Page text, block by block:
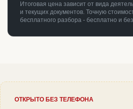
Итоговая цена зависит от вида
и текущих документов. Точную
бесплатного разбора - бесплатно и
ОТКРЫТО БЕЗ ТЕЛЕФОНА